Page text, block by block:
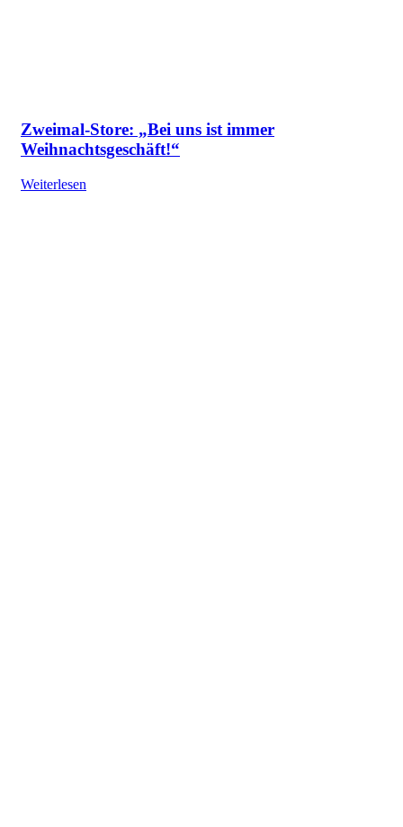
Zweimal-Store: „Bei uns ist immer
Weihnachtsgeschäft!“
Weiterlesen